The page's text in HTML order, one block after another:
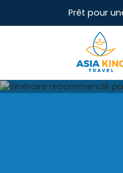
Prêt pour